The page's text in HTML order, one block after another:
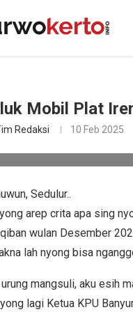
Mobil Plat
Redaksi
10 Feb 2025
Sedulur..
arep crita apa sing
wulan Desember
lah nyong bisa
mangsuli, aku esih
lagi Ketua KPU